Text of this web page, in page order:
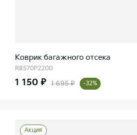
Коврик багажного отсека
R8570P2200
1 150 ₽ 1 695 ₽ -32%
Акция